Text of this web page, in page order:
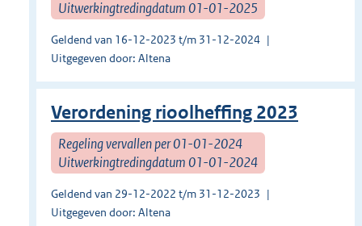
Uitwerkingtredingdatum 01-01-2025
Geldend van 16-12-2023 t/m 31-12-2024
Uitgegeven door: Altena
Verordening rioolheffing 2023
Regeling vervallen per 01-01-2024
Uitwerkingtredingdatum 01-01-2024
Geldend van 29-12-2022 t/m 31-12-2023
Uitgegeven door: Altena